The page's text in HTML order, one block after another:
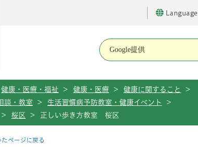
Language
健康・医療・福祉 > 健康・医療 > 健康に関すること
>
談・教室 > 生活習慣病予防教室・健康イベント
>
> 桜区 > 正しい歩き方教室 桜区
ページに戻る